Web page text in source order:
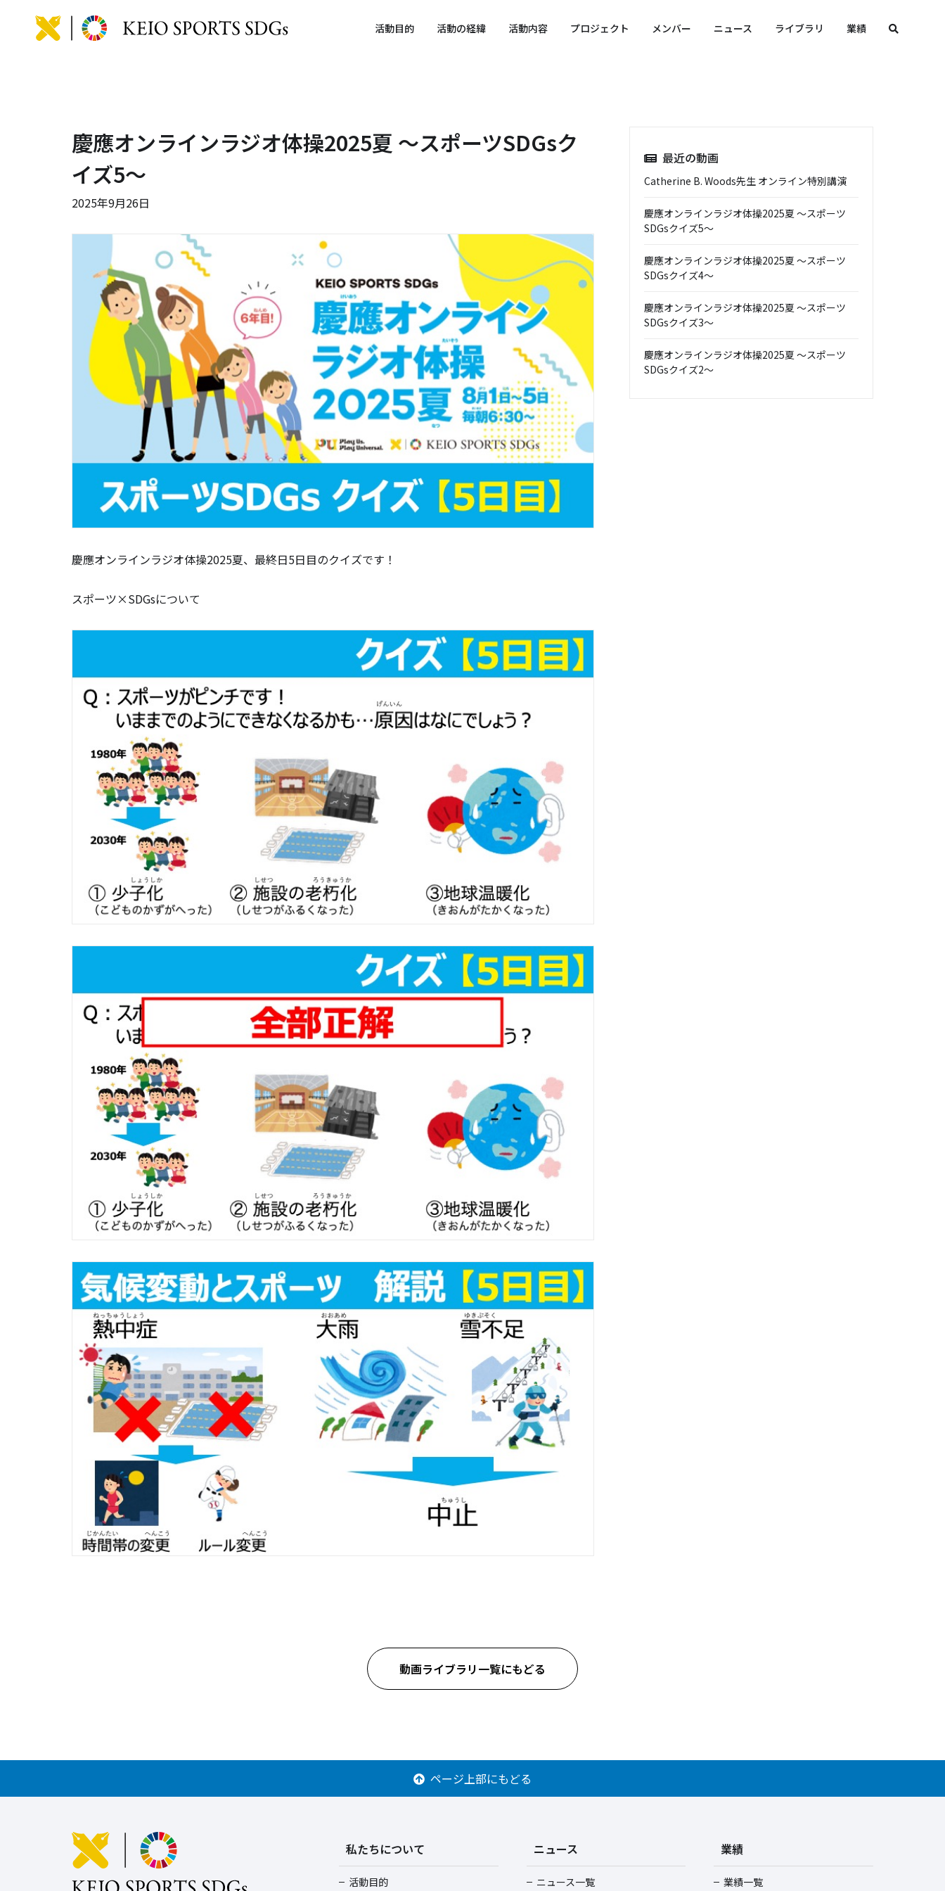
KEIO SPORTS SDGs活動目的 活動の経緯 活動内容 プロジェクト メンバー ニュース ライブラリ 業績
慶應オンラインラジオ体操2025夏 ～スポーツSDGsク
イズ5～
2025年9月26日
慶應オンラインラジオ体操2025夏、最終日5日目のクイズです！
スポーツ×SDGsについて
最近の動画
Catherine B. Woods先生 オンライン特別講演
慶應オンラインラジオ体操2025夏 ～スポーツ
SDGsクイズ5～
慶應オンラインラジオ体操2025夏 ～スポーツ
SDGsクイズ4～
慶應オンラインラジオ体操2025夏 ～スポーツ
SDGsクイズ3～
慶應オンラインラジオ体操2025夏 ～スポーツ
SDGsクイズ2～
動画ライブラリ一覧にもどる
ページ上部にもどる
私たちについて
活動目的
ニュース
ニュース一覧
業績
業績一覧